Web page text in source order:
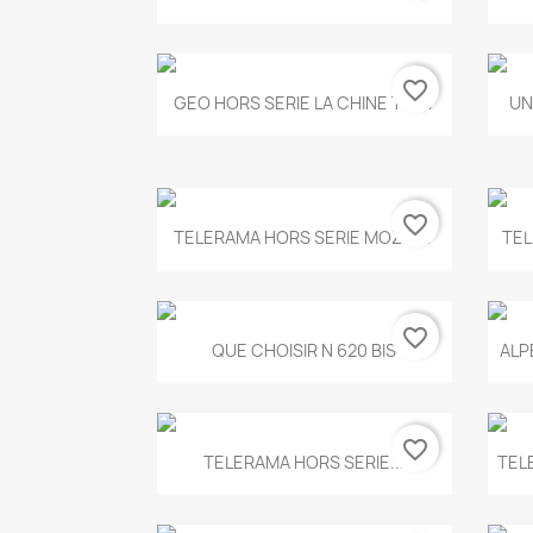
Aperçu rapide
GEO HORS SERIE LA CHINE T.497
favorite_border
Aperçu rapide
TELERAMA HORS SERIE MOZART
favorite_border
Aperçu rapide
QUE CHOISIR N 620 BIS favorite_border
Aperçu rapide
TELERAMA HORS SERIE...favorite_border